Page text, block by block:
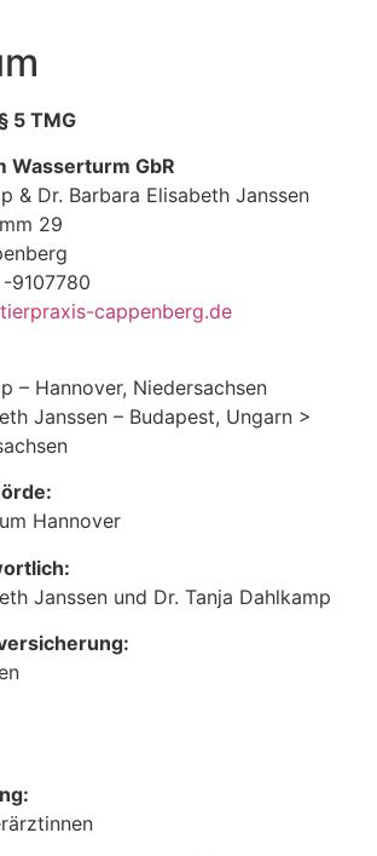
5 TMG
Wasserturm GbR
& Dr. Barbara Elisabeth Janssen
29
9107780
cappenberg.de
– Hannover, Niedersachsen
Janssen – Budapest, Ungarn >
Hannover
Janssen und Dr. Tanja Dahlkamp